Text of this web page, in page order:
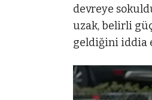
devreye
uzak, belirli güç
geldiğini iddia